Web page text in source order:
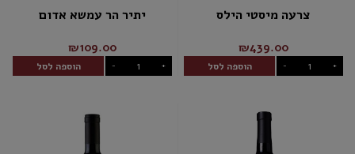
צרעה מיסטי הילס
₪439.00
- + הוספה לסל
יתיר הר עמשא אדום
₪109.00
- + הוספה לסל